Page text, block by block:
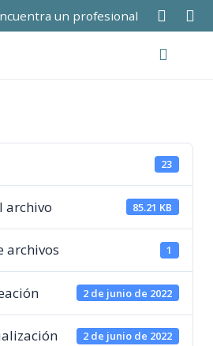
un profesional
23
archivo 85.21 KB
archivos 1
2 de junio de 2022
2 de junio de 2022